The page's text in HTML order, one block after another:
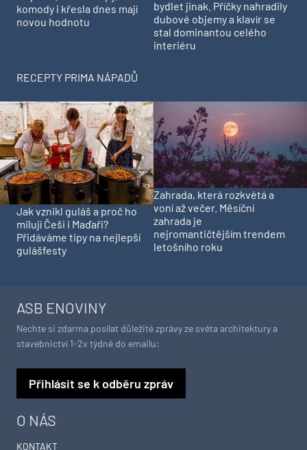
komody i křesla dnes mají
novou hodnotu
bydlet jinak. Příčky nahradily
dubové objemy a klavír se
stal dominantou celého
interiéru
RECEPTY PRIMA NÁPADŮ
Jak vznikl guláš a proč ho
milují Češi i Maďaři?
Přidáváme tipy na nejlepší
gulášfesty
Zahrada, která rozkvétá a
voní až večer. Měsíční
zahrada je
nejromantičtějším trendem
letošního roku
O NÁS
KONTAKT
ASB ENOVINY
Nechte si zdarma posílat důležité zprávy ze světa architektury a
stavebnictví 1-2x týdně do emailu:
Přihlásit se k odběru zpráv